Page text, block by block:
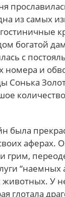
из самых
богатой
с
номера и
Сонька
была
аферах.
грим,
“наемных
У
глотала